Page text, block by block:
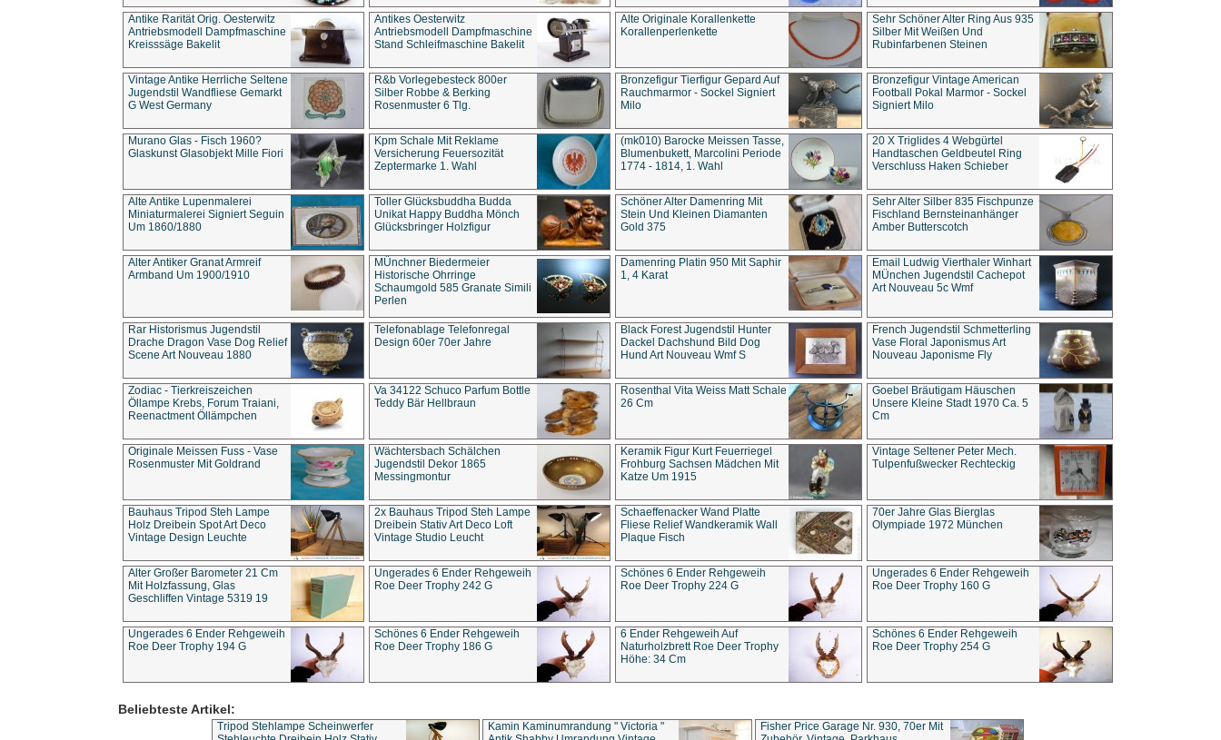
Antike Rarität Orig. Oesterwitz
Antriebsmodell Dampfmaschine
Kreisssäge Bakelit
Antikes Oesterwitz
Antriebsmodell Dampfmaschine
Stand Schleifmaschine Bakelit
Alte Originale Korallenkette
Korallenperlenkette
Sehr Schöner Alter Ring Aus 935
Silber Mit Weißen Und
Rubinfarbenen Steinen
Vintage Antike Herrliche Seltene
Jugendstil Wandfliese Gemarkt
G West Germany
R&b Vorlegebesteck 800er
Silber Robbe & Berking
Rosenmuster 6 Tlg.
Bronzefigur Tierfigur Gepard Auf
Rauchmarmor - Sockel Signiert
Milo
Bronzefigur Vintage American
Football Pokal Marmor - Sockel
Signiert Milo
Murano Glas - Fisch 1960?
Glaskunst Glasobjekt Mille Fiori
Kpm Schale Mit Reklame
Versicherung Feuersozität
Zeptermarke 1. Wahl
(mk010) Barocke Meissen Tasse,
Blumenbukett, Marcolini Periode
1774 - 1814, 1. Wahl
20 X Triglides 4 Webgürtel
Handtaschen Geldbeutel Ring
Verschluss Haken Schieber
Alte Antike Lupenmalerei
Miniaturmalerei Signiert Seguin
Um 1860/1880
Toller Glücksbuddha Budda
Unikat Happy Buddha Mönch
Glücksbringer Holzfigur
Schöner Alter Damenring Mit
Stein Und Kleinen Diamanten
Gold 375
Sehr Alter Silber 835 Fischpunze
Fischland Bernsteinanhänger
Amber Butterscotch
Alter Antiker Granat Armreif
Armband Um 1900/1910
MÜnchner Biedermeier
Historische Ohrringe
Schaumgold 585 Granate Simili
Perlen
Damenring Platin 950 Mit Saphir
1, 4 Karat
Email Ludwig Vierthaler Winhart
MÜnchen Jugendstil Cachepot
Art Nouveau 5c Wmf
Rar Historismus Jugendstil
Drache Dragon Vase Dog Relief
Scene Art Nouveau 1880
Telefonablage Telefonregal
Design 60er 70er Jahre
Black Forest Jugendstil Hunter
Dackel Dachshund Bild Dog
Hund Art Nouveau Wmf S
French Jugendstil Schmetterling
Vase Floral Japonismus Art
Nouveau Japonisme Fly
Zodiac - Tierkreiszeichen
Öllampe Krebs, Forum Traiani,
Reenactment Öllämpchen
Va 34122 Schuco Parfum Bottle
Teddy Bär Hellbraun
Rosenthal Vita Weiss Matt Schale
26 Cm
Goebel Bräutigam Häuschen
Unsere Kleine Stadt 1970 Ca. 5
Cm
Originale Meissen Fuss - Vase
Rosenmuster Mit Goldrand
Wächtersbach Schälchen
Jugendstil Dekor 1865
Messingmontur
Keramik Figur Kurt Feuerriegel
Frohburg Sachsen Mädchen Mit
Katze Um 1915
Vintage Seltener Peter Mech.
Tulpenfußwecker Rechteckig
Bauhaus Tripod Steh Lampe
Holz Dreibein Spot Art Deco
Vintage Design Leuchte
2x Bauhaus Tripod Steh Lampe
Dreibein Stativ Art Deco Loft
Vintage Studio Leucht
Schaeffenacker Wand Platte
Fliese Relief Wandkeramik Wall
Plaque Fisch
70er Jahre Glas Bierglas
Olympiade 1972 München
Alter Großer Barometer 21 Cm
Mit Holzfassung, Glas
Geschliffen Vintage 5319 19
Ungerades 6 Ender Rehgeweih
Roe Deer Trophy 242 G
Schönes 6 Ender Rehgeweih
Roe Deer Trophy 224 G
Ungerades 6 Ender Rehgeweih
Roe Deer Trophy 160 G
Ungerades 6 Ender Rehgeweih
Roe Deer Trophy 194 G
Schönes 6 Ender Rehgeweih
Roe Deer Trophy 186 G
6 Ender Rehgeweih Auf
Naturholzbrett Roe Deer Trophy
Höhe: 34 Cm
Schönes 6 Ender Rehgeweih
Roe Deer Trophy 254 G
Beliebteste Artikel:
Tripod Stehlampe Scheinwerfer
Kamin Kaminumrandung " Victoria "
Fisher Price Garage Nr. 930, 70er Mit